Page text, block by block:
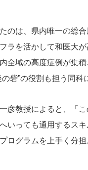
のは、県内唯一の総
ラを活かして和医大
全域の高度症例が集
の砦”の役割も担う同
彦教授によると、「
いっても通用するス
ログラムを上手く分